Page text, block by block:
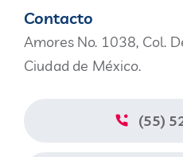
Contacto
Amores No. 1038, Col.
Ciudad de México.
(55)